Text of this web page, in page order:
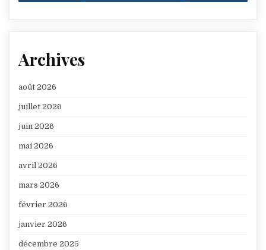
Archives
août 2026
juillet 2026
juin 2026
mai 2026
avril 2026
mars 2026
février 2026
janvier 2026
décembre 2025